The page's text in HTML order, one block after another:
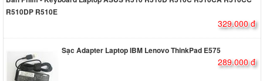
R510DP R510E
329.000 đ
Sạc Adapter Laptop IBM Lenovo ThinkPad E575
289.000 đ